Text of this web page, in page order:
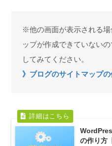
※他の画面が表示される
ップが作成できていない
してみてください。
》ブログのサイトマップ
の作り方